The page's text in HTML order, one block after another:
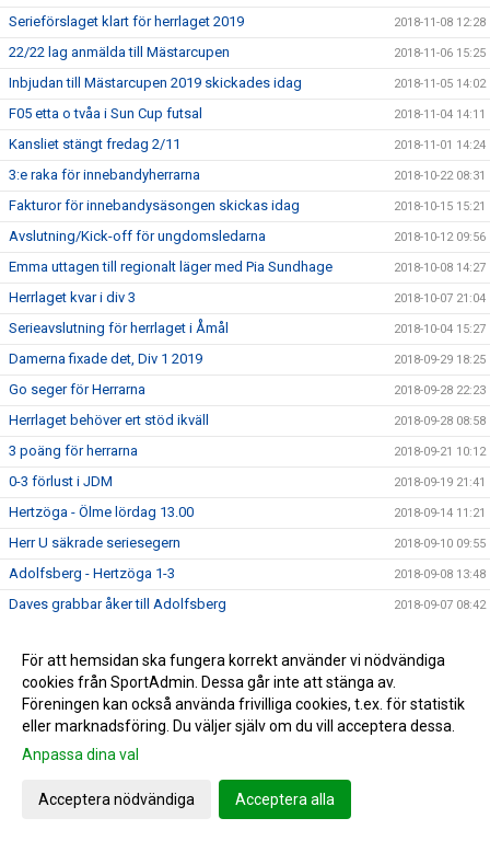
Serieförslaget klart för herrlaget 2019 2018-11-08 12:28
22/22 lag anmälda till Mästarcupen 2018-11-06 15:25
Inbjudan till Mästarcupen 2019 skickades idag 2018-11-05 14:02
F05 etta o tvåa i Sun Cup futsal 2018-11-04 14:11
Kansliet stängt fredag 2/11 2018-11-01 14:24
3:e raka för innebandyherrarna 2018-10-22 08:31
Fakturor för innebandysäsongen skickas idag 2018-10-15 15:21
Avslutning/Kick-off för ungdomsledarna 2018-10-12 09:56
Emma uttagen till regionalt läger med Pia Sundhage 2018-10-08 14:27
Herrlaget kvar i div 3 2018-10-07 21:04
Serieavslutning för herrlaget i Åmål 2018-10-04 15:27
Damerna fixade det, Div 1 2019 2018-09-29 18:25
Go seger för Herrarna 2018-09-28 22:23
Herrlaget behöver ert stöd ikväll 2018-09-28 08:58
3 poäng för herrarna 2018-09-21 10:12
0-3 förlust i JDM 2018-09-19 21:41
Hertzöga - Ölme lördag 13.00 2018-09-14 11:21
Herr U säkrade seriesegern 2018-09-10 09:55
Adolfsberg - Hertzöga 1-3 2018-09-08 13:48
Daves grabbar åker till Adolfsberg 2018-09-07 08:42
Ödesmatch för herrlaget 2018-08-31 12:48
Pontus Johansson och Maria Busk inspirerar 2018-08-28 12:22
Utlottade priser från Målkronan 2018-08-20 08:33
Tung förlust för herrlaget mot FF
För att hemsidan ska fungera korrekt använder vi nödvändiga
cookies från SportAdmin. Dessa går inte att stänga av.
Föreningen kan också använda frivilliga cookies, t.ex. för statistik
eller marknadsföring. Du väljer själv om du vill acceptera dessa.
Anpassa dina val
Acceptera nödvändiga Acceptera alla